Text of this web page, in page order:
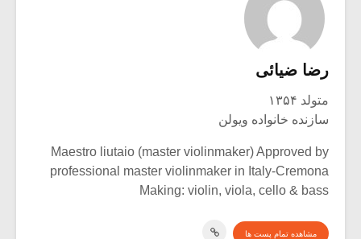
رضا ضیائی
متولد ۱۳۵۴
سازنده خانواده ویولن
Maestro liutaio (master violinmaker) Approved by
professional master violinmaker in Italy-Cremona
Making: violin, viola, cello & bass
مشاهده تمام پست ها